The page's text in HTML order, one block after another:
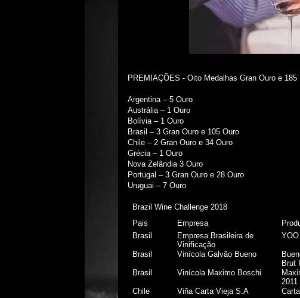
PREMIAÇÕES - Oito Medalhas Gran Ouro e 185
Argentina – 5 Ouro
Austrália – 1 Ouro
Bolívia – 1 Ouro
Brasil – 3 Gran Ouro e 105 Ouro
Chile – 2 Gran Ouro e 34 Ouro
Grécia – 1 Ouro
Nova Zelândia 3 Ouro
Portugal – 3 Gran Ouro e 28 Ouro
Uruguai – 7 Ouro
Brazil Wine Challenge 2018
Pais
Empresa
Brasil
Empresa Brasileira de
Vinificação
Brasil Vinícola Galvão Bueno
Brut
Brasil Vinícola Maximo Boschi
2011
Chile Viña Carta Vieja S.A